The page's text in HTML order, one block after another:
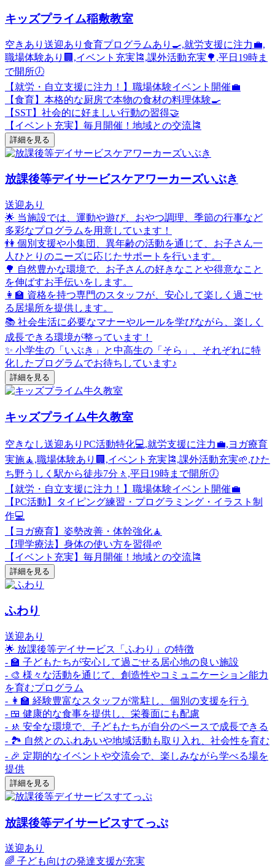
キッズプライム稲敷教室
空きあり 送迎あり 食育プログラムあり🍳,就労支援に注力💼,
職場体験あり🏢,イベント充実🎏,課外活動充実🌳,平日19時ま
で開所🕖
【就労・自立支援に注力！】職場体験イベント開催💼
【食育】本格的な厨房で本物の食材の料理体験🍳
【SST】社会的に好ましい行動の習得🤝
【イベント充実】毎月開催！地域との交流🎏
詳細を見る
放課後等デイサービスケアワーカーズいぶき
送迎あり
🌟 当施設では、運動や遊び、おやつ調理、季節の行事など
多彩なプログラムを用意しています！
👫 個別支援や小集団、異年齢の活動を通じて、お子さん一
人ひとりのニーズに応じたサポートを行います。
🌳 自然豊かな環境で、お子さんの好きなことや得意なこと
を伸ばすお手伝いをします。
👩‍🏫 資格を持つ専門のスタッフが、安心して楽しく過ごせ
る居場所を提供します。
📚 社会生活に必要なマナーやルールを学びながら、楽しく
成長できる環境が整っています！
✨ 小学生の「いぶき」と中高生の「そら」、それぞれに特
化したプログラムでお待ちしています♪
詳細を見る
キッズプライム牛久教室
空きなし送迎あり PC活動特化💻,就労支援に注力💼,ヨガ療育
実施🧘,職場体験あり🏢,イベント充実🎏,課外活動充実🌱,ひた
ち野うしく駅から徒歩7分🚶,平日19時まで開所🕖
【就労・自立支援に注力！】職場体験イベント開催💼
【PC活動】タイピング練習・プログラミング・イラスト制
作💻
【ヨガ療育】姿勢改善・体幹強化🧘
【理学療法】身体の使い方を習得🌱
【イベント充実】毎月開催！地域との交流🎏
詳細を見る
ふわり
送迎あり
🌟 放課後等デイサービス「ふわり」の特徴
- 🏫 子どもたちが安心して過ごせる居心地の良い施設
- 🎨 様々な活動を通じて、創造性やコミュニケーション能力
を育むプログラム
- 👩‍🏫 経験豊富なスタッフが常駐し、個別の支援を行う
- 🍱 健康的な食事を提供し、栄養面にも配慮
- 🚸 安全な環境で、子どもたちが自分のペースで成長できる
- 🏞️ 自然とのふれあいや地域活動も取り入れ、社会性を育む
- 🎉 定期的なイベントや交流会で、楽しみながら学べる場を
提供
詳細を見る
放課後等デイサービスすてっぷ
送迎あり
🌈 子ども向けの発達支援が充実